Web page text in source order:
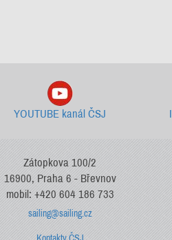
YOUTUBE kanál ČSJ
Zátopkova 100/2
16900, Praha 6 - Břevnov
mobil: +420 604 186 733
sailing@sailing.cz